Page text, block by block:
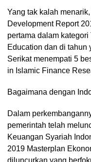
Yang tak kalah
Development Report
pertama dalam
Education dan di tahun
Serikat menempati 5
in Islamic Finance
Bagaimana dengan
Dalam
pemerintah telah
Keuangan Syariah
2019 Masterplan